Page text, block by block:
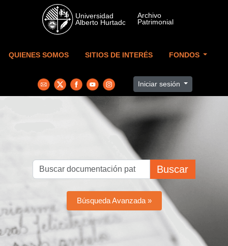
Skip to main content
QUIENES SOMOS SITIOS DE INTERÉS FONDOS
Iniciar sesión
Buscar
Búsqueda Avanzada »